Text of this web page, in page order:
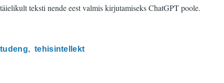
täielikult teksti nende eest valmis kirjutamiseks ChatGPT poole.
tudeng tehisintellekt